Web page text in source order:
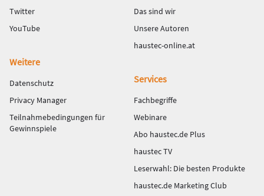
Twitter
YouTube
Das sind wir
Unsere Autoren
haustec-online.at
Weitere
Datenschutz
Privacy Manager
Teilnahmebedingungen für
Gewinnspiele
Services
Fachbegriffe
Webinare
Abo haustec.de Plus
haustec TV
Leserwahl: Die besten Produkte
haustec.de Marketing Club